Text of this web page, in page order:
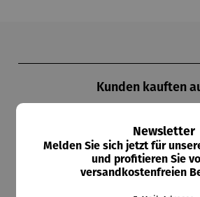
Kunden kauften
Newsletter
Melden Sie sich jetzt für
und profitieren Sie
versandkostenfreien